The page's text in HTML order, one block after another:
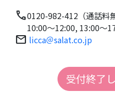
call0120-982-412（通話料
10:00～12:00, 13:00～
mail licca＠salat.co.jp
受付終了